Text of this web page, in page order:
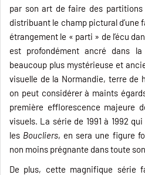
par son art de faire des
distribuant le champ pictural d’une
étrangement le « parti » de l’écu
est profondément ancré dans
beaucoup plus mystérieuse et
visuelle de la Normandie, terre de
on peut considérer à maints
première efflorescence majeure
visuels. La série de 1991 à 1992
les Boucliers, en sera une figure
non moins prégnante dans toute
De plus, cette magnifique série